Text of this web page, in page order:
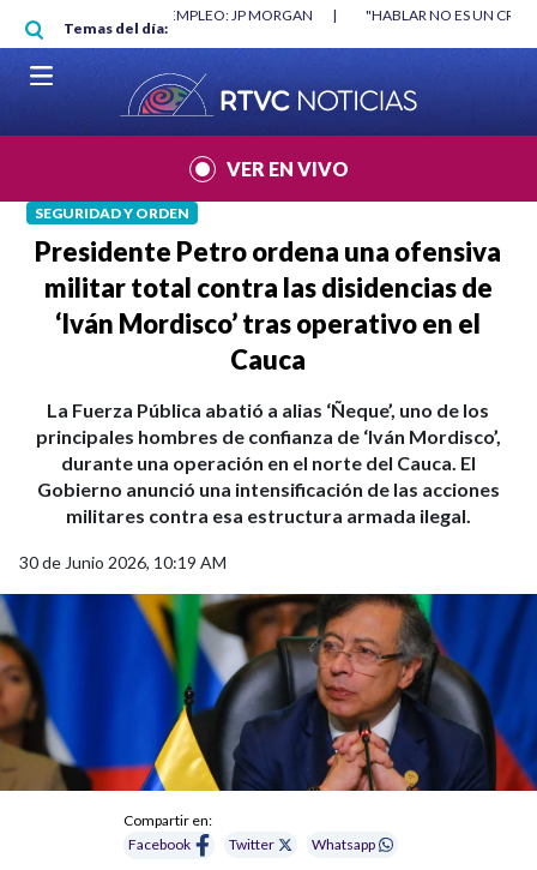
Pasar al contenido principal
Temas del día:
"HABLAR NO ES UN CRIMEN": CARTA DE BETO CORAL |
VER EN VIVO
SEGURIDAD Y ORDEN
Presidente Petro ordena una ofensiva
militar total contra las disidencias de
‘Iván Mordisco’ tras operativo en el
Cauca
La Fuerza Pública abatió a alias ‘Ñeque’, uno de los
principales hombres de confianza de ‘Iván Mordisco’,
durante una operación en el norte del Cauca. El
Gobierno anunció una intensificación de las acciones
militares contra esa estructura armada ilegal.
30 de Junio 2026, 10:19 AM
Compartir en:
Facebook
Twitter Whatsapp